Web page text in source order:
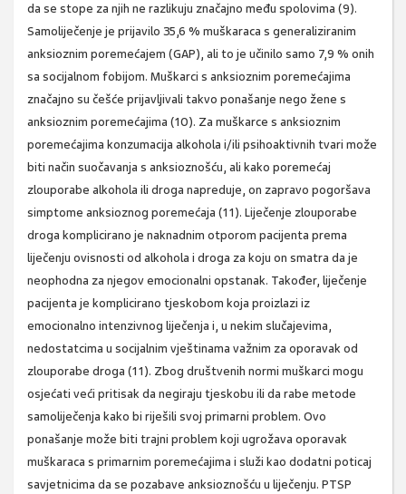
da se stope za njih ne razlikuju značajno među spolovima (9).
Samoliječenje je prijavilo 35,6 % muškaraca s generaliziranim
anksioznim poremećajem (GAP), ali to je učinilo samo 7,9 % onih
sa socijalnom fobijom. Muškarci s anksioznim poremećajima
značajno su češće prijavljivali takvo ponašanje nego žene s
anksioznim poremećajima (10). Za muškarce s anksioznim
poremećajima konzumacija alkohola i/ili psihoaktivnih tvari može
biti način suočavanja s anksioznošću, ali kako poremećaj
zlouporabe alkohola ili droga napreduje, on zapravo pogoršava
simptome anksioznog poremećaja (11). Liječenje zlouporabe
droga komplicirano je naknadnim otporom pacijenta prema
liječenju ovisnosti od alkohola i droga za koju on smatra da je
neophodna za njegov emocionalni opstanak. Također, liječenje
pacijenta je komplicirano tjeskobom koja proizlazi iz
emocionalno intenzivnog liječenja i, u nekim slučajevima,
nedostatcima u socijalnim vještinama važnim za oporavak od
zlouporabe droga (11). Zbog društvenih normi muškarci mogu
osjećati veći pritisak da negiraju tjeskobu ili da rabe metode
samoliječenja kako bi riješili svoj primarni problem. Ovo
ponašanje može biti trajni problem koji ugrožava oporavak
muškaraca s primarnim poremećajima i služi kao dodatni poticaj
savjetnicima da se pozabave anksioznošću u liječenju. PTSP